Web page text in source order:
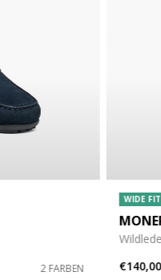
2 FARBEN
WIDE FIT
€140,00